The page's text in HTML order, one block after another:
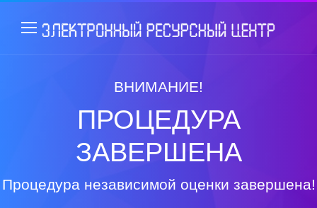
ВНИМАНИЕ!
ПРОЦЕДУРА
ЗАВЕРШЕНА
Процедура независимой оценки завершена!